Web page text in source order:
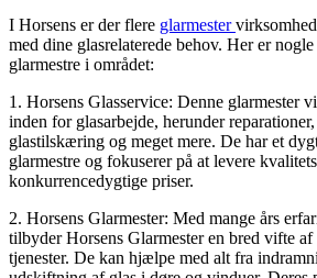
I Horsens er der flere glarmester
med dine glasrelaterede behov. Her er
glarmestre i området:
1. Horsens Glasservice: Denne glarmester
inden for glasarbejde, herunder
glastilskæring og meget mere. De har et
glarmestre og fokuserer på at levere
konkurrencedygtige priser.
2. Horsens Glarmester: Med mange års
tilbyder Horsens Glarmester en bred vifte
tjenester. De kan hjælpe med alt fra